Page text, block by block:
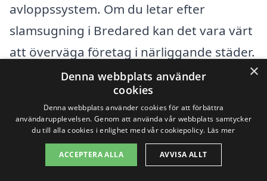
avloppssystem. Om du letar efter
slamsugning i Bredared kan det vara värt
att överväga företag i närliggande städer.
Genom att jämföra olika alternativ får du
möjlighet att hitta det bästa erbjudandet
och den specialist som passar dina behov.
Här är några städer i närheten av
Bredared där du kan hitta professionell
×
Denna webbplats använder
cookies
Denna webbplats använder cookies för att förbättra
användarupplevelsen. Genom att använda vår webbplats samtycker
du till alla cookies i enlighet med vår cookiepolicy. Läs mer
ACCEPTERA ALLA AVVISA ALLT